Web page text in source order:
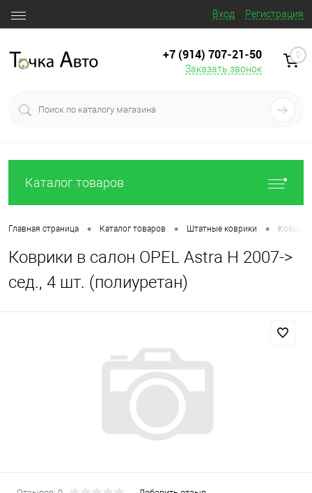
Вход Регистрация
+7 (914) 707‒21‒50
Заказать звонок
0
Каталог товаров
Главная страница • Каталог товаров • Штатные коврики •
Коврики в салон OPEL Astra H 2007->
сед., 4 шт. (полиуретан)